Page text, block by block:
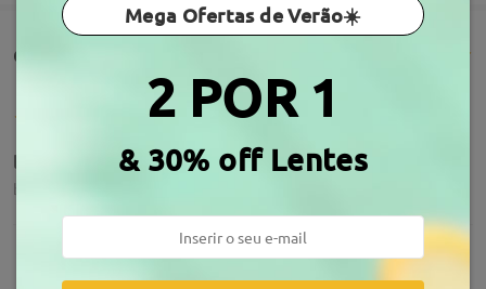
Comentários de clientes(1067)
lindooooooos
by
Mega Ofertas de Verão☀️
2 POR 1
& 30% off Lentes